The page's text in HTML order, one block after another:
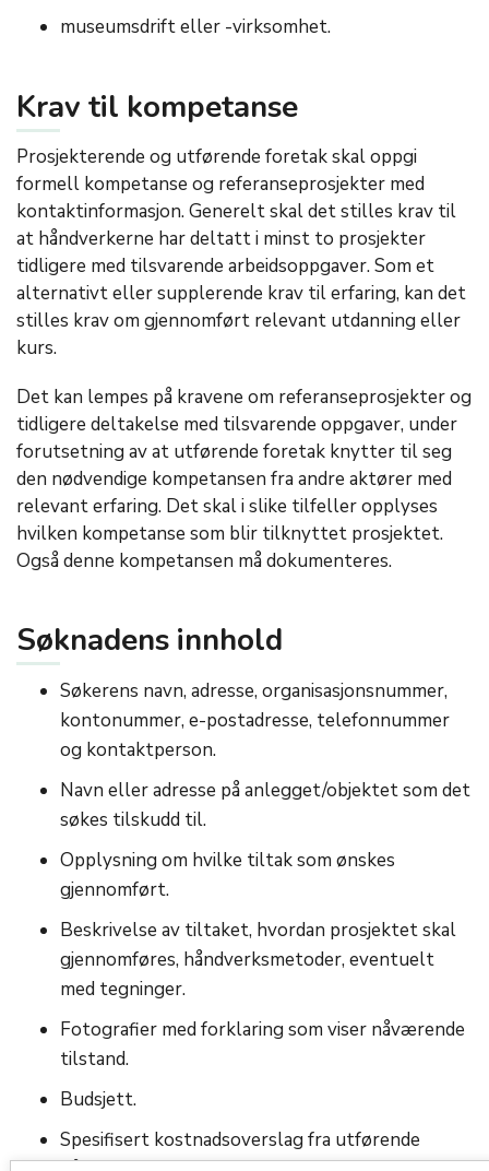
museumsdrift eller -virksomhet.
Krav til kompetanse
Prosjekterende og utførende foretak skal oppgi
formell kompetanse og referanseprosjekter med
kontaktinformasjon. Generelt skal det stilles krav til
at håndverkerne har deltatt i minst to prosjekter
tidligere med tilsvarende arbeidsoppgaver. Som et
alternativt eller supplerende krav til erfaring, kan det
stilles krav om gjennomført relevant utdanning eller
kurs.
Det kan lempes på kravene om referanseprosjekter og
tidligere deltakelse med tilsvarende oppgaver, under
forutsetning av at utførende foretak knytter til seg
den nødvendige kompetansen fra andre aktører med
relevant erfaring. Det skal i slike tilfeller opplyses
hvilken kompetanse som blir tilknyttet prosjektet.
Også denne kompetansen må dokumenteres.
Søknadens innhold
Søkerens navn, adresse, organisasjonsnummer,
kontonummer, e-postadresse, telefonnummer
og kontaktperson.
Navn eller adresse på anlegget/objektet som det
søkes tilskudd til.
Opplysning om hvilke tiltak som ønskes
gjennomført.
Beskrivelse av tiltaket, hvordan prosjektet skal
gjennomføres, håndverksmetoder, eventuelt
med tegninger.
Fotografier med forklaring som viser nåværende
tilstand.
Budsjett.
Spesifisert kostnadsoverslag fra utførende